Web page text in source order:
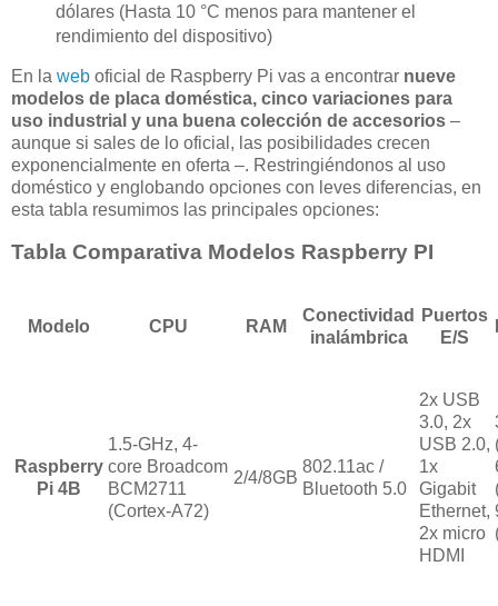
dólares (Hasta 10 °C menos para mantener el
rendimiento del dispositivo)
En la web oficial de Raspberry Pi vas a encontrar nueve
modelos de placa doméstica, cinco variaciones para
uso industrial y una buena colección de accesorios –
aunque si sales de lo oficial, las posibilidades crecen
exponencialmente en oferta –. Restringiéndonos al uso
doméstico y englobando opciones con leves diferencias, en
esta tabla resumimos las principales opciones:
Tabla Comparativa Modelos Raspberry PI
Modelo CPU RAM
Conectividad
inalámbrica
Puertos
E/S
Raspberry
Pi 4B
1.5-GHz, 4-
core Broadcom
BCM2711
(Cortex-A72)
2/4/8GB
802.11ac /
Bluetooth 5.0
2x USB
3.0, 2x
USB 2.0,
1x
Gigabit
Ethernet,
2x micro
HDMI